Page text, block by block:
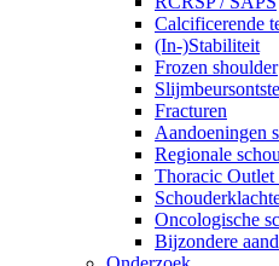
Calcificerende
(In-)Stabiliteit
Frozen shoulder
Fracturen
Aandoeningen
Regionale
Thoracic Outlet
Oncologische
Bijzondere